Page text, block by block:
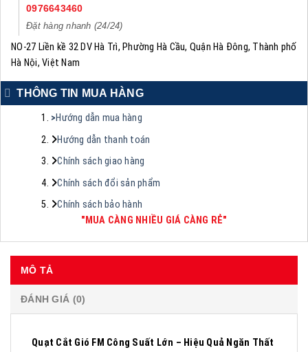
0976643460
Đặt hàng nhanh (24/24)
NO-27 Liền kề 32 DV Hà Trì, Phường Hà Cầu, Quận Hà Đông, Thành phố
Hà Nội, Việt Nam
THÔNG TIN MUA HÀNG
>Hướng dẫn mua hàng
Hướng dẫn thanh toán
Chính sách giao hàng
Chính sách đổi sản phẩm
Chính sách bảo hành
"MUA CÀNG NHIỀU GIÁ CÀNG RẺ"
MÔ TẢ
ĐÁNH GIÁ (0)
Quạt Cắt Gió FM Công Suất Lớn – Hiệu Quả Ngăn Thất